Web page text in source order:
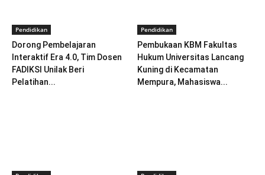
Pendidikan
Dorong Pembelajaran
Interaktif Era 4.0, Tim Dosen
FADIKSI Unilak Beri
Pelatihan...
Pendidikan
Pembukaan KBM Fakultas
Hukum Universitas Lancang
Kuning di Kecamatan
Mempura, Mahasiswa...